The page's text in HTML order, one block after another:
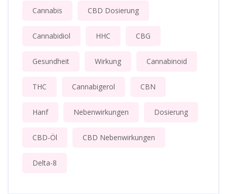
Cannabis CBD Dosierung
Cannabidiol HHC CBG
Gesundheit Wirkung Cannabinoid
THC Cannabigerol CBN
Hanf Nebenwirkungen Dosierung
CBD-Öl CBD Nebenwirkungen
Delta-8